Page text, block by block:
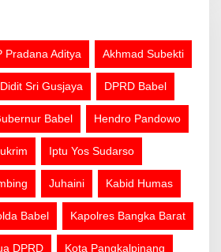
Pradana Aditya Akhmad Subekti
Didit Sri Gusjaya DPRD Babel
Babel Hendro Pandowo
Iptu Yos Sudarso
Juhaini Kabid Humas
Babel Kapolres Bangka Barat
DPRD Kota Pangkalpinang